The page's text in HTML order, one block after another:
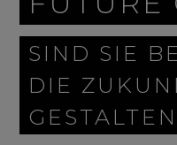
SIND SIE
DIE